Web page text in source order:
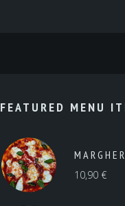
FEATURED MENU
10,90 €